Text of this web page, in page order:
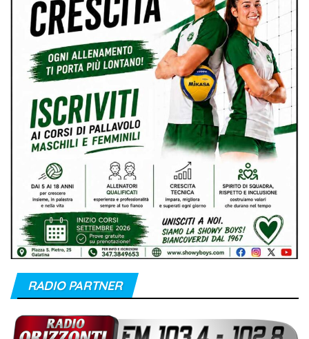
RADIO PARTNER